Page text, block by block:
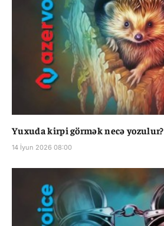
Yuxuda kirpi görmək necə yozulur?
14 İyun 2026 08:00